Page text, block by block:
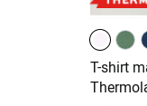
T-shirt